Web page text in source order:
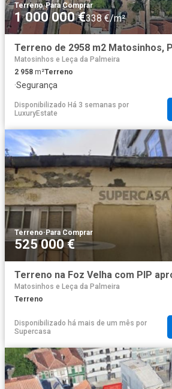
Terreno·Para Comprar
1 000 000 €338 €/m²
Terreno de 2958 m2 Matosinhos,
Matosinhos e Leça da Palmeira
2 958 m²Terreno
·Segurança
Disponibilizado Há 3 semanas por
LuxuryEstate
Terreno· Para Comprar
525 000 €
Matosinhos e Leça da Palmeira
Terreno
Disponibilizado há mais de um mês por
Supercasa